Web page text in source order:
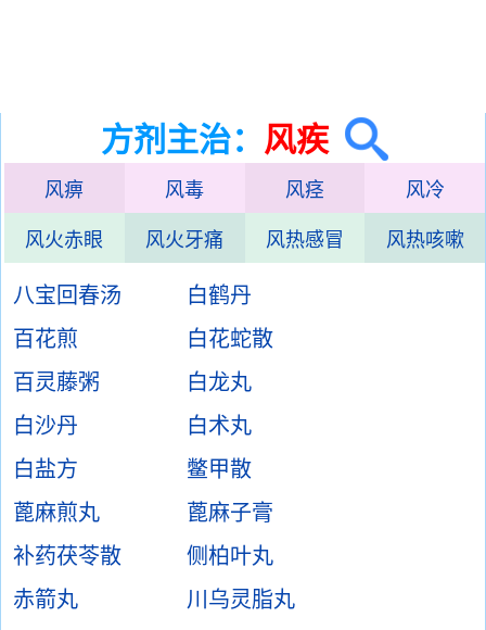
方剂主治： 风疾
风痹 风毒 风痉 风冷
风火赤眼 风火牙痛 风热感冒 风热咳嗽
八宝回春汤
白鹤丹
百花煎
白花蛇散
百灵藤粥
白龙丸
白沙丹
白术丸
白盐方
鳖甲散
蓖麻煎丸
蓖麻子膏
补药茯苓散
侧柏叶丸
赤箭丸
川乌灵脂丸